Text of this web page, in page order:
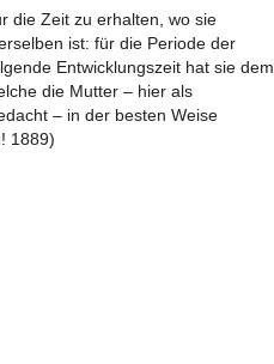
die Zeit zu erhalten, wo sie
ist: für die Periode der
Entwicklungszeit hat sie dem
die Mutter – hier als
– in der besten Weise
1889)